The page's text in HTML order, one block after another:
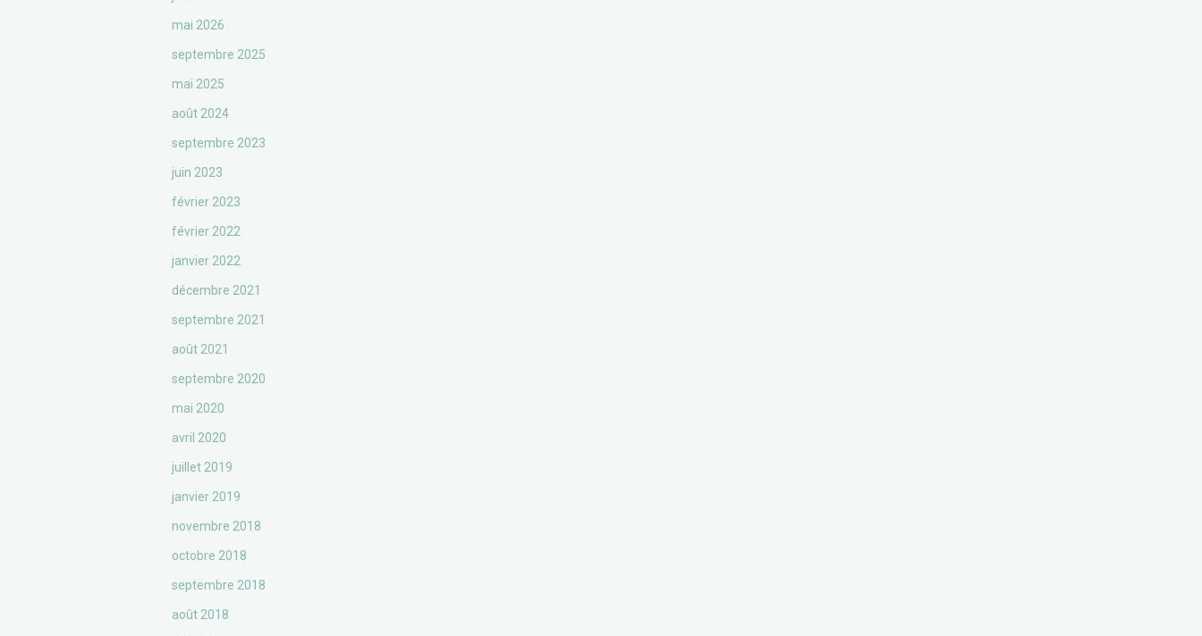
mai 2026
septembre 2025
mai 2025
août 2024
septembre 2023
juin 2023
février 2023
février 2022
janvier 2022
décembre 2021
septembre 2021
août 2021
septembre 2020
mai 2020
avril 2020
juillet 2019
janvier 2019
novembre 2018
octobre 2018
septembre 2018
août 2018